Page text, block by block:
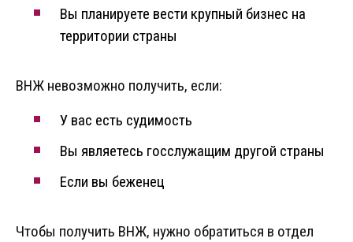
Вы планируете вести крупный бизнес на
территории страны
ВНЖ невозможно получить, если:
У вас есть судимость
Вы являетесь госслужащим другой страны
Если вы беженец
Чтобы получить ВНЖ, нужно обратиться в отдел